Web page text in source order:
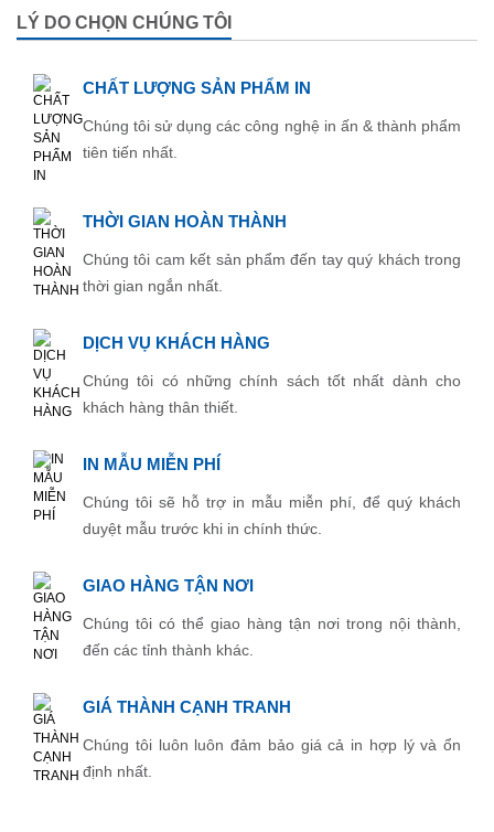
LÝ DO CHỌN CHÚNG TÔI
CHẤT LƯỢNG SẢN PHẨM IN
Chúng tôi sử dụng các công nghệ in ấn & thành phẩm
tiên tiến nhất.
THỜI GIAN HOÀN THÀNH
Chúng tôi cam kết sản phẩm đến tay quý khách trong
thời gian ngắn nhất.
DỊCH VỤ KHÁCH HÀNG
Chúng tôi có những chính sách tốt nhất dành cho
khách hàng thân thiết.
IN MẪU MIỄN PHÍ
Chúng tôi sẽ hỗ trợ in mẫu miễn phí, để quý khách
duyệt mẫu trước khi in chính thức.
GIAO HÀNG TẬN NƠI
Chúng tôi có thể giao hàng tận nơi trong nội thành,
đến các tỉnh thành khác.
GIÁ THÀNH CẠNH TRANH
Chúng tôi luôn luôn đảm bảo giá cả in hợp lý và ổn
định nhất.